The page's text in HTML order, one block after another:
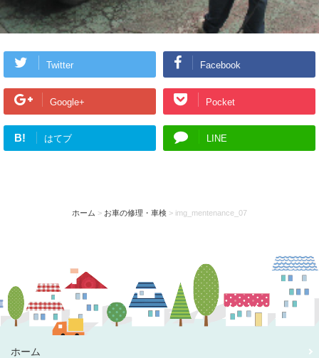
Twitter Facebook
Google+ Pocket
B! はてブ LINE
ホーム > お車の修理・車検 > img_mentenance_07
ホーム